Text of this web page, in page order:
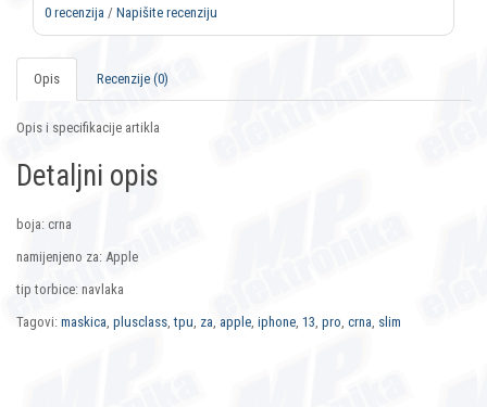
0 recenzija / Napišite recenziju
Opis Recenzije (0)
Opis i specifikacije artikla
Detaljni opis
boja: crna
namijenjeno za: Apple
tip torbice: navlaka
Tagovi: maskica, plusclass,tpu, za, apple, iphone, 13, pro, crna, slim